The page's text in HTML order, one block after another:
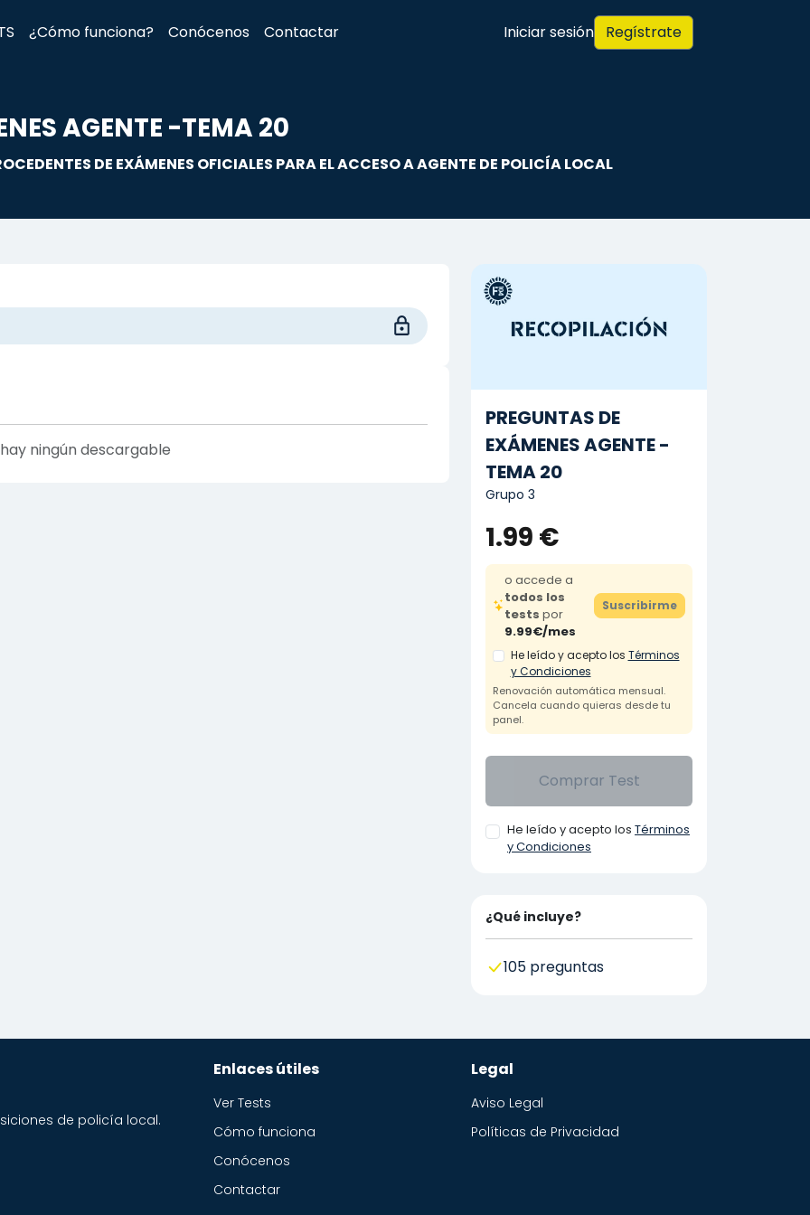
¿Cómo funciona? Conócenos Contactar Iniciar sesión Regístrate
AGENTE -TEMA 20
DE EXÁMENES OFICIALES PARA EL ACCESO A AGENTE DE POLICÍA LOCAL
ningún descargable
PREGUNTAS DE
EXÁMENES AGENTE -
TEMA 20
Grupo 3
1.99 €
o accede a
todos los
tests por
9.99€/mes
Suscribirme
He leído y acepto los Términos
y Condiciones
Renovación automática mensual.
Cancela cuando quieras desde tu
panel.
Comprar Test
He leído y acepto los Términos
y Condiciones
¿Qué incluye?
105 preguntas
de policía local.
Enlaces útiles
Ver Tests
Cómo funciona
Conócenos
Contactar
Legal
Aviso Legal
Políticas de Privacidad